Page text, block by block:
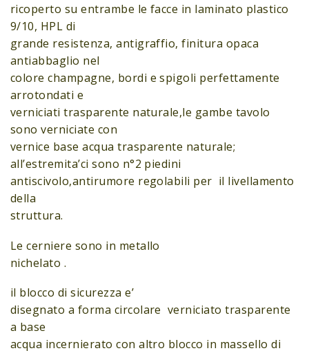
ricoperto su entrambe le facce in laminato plastico
9/10, HPL di
grande resistenza, antigraffio, finitura opaca
antiabbaglio nel
colore champagne, bordi e spigoli perfettamente
arrotondati e
verniciati trasparente naturale,le gambe tavolo
sono verniciate con
vernice base acqua trasparente naturale;
all’estremita’ci sono n°2 piedini
antiscivolo,antirumore regolabili per il livellamento
della
struttura.
Le cerniere sono in metallo
nichelato .
il blocco di sicurezza e’
disegnato a forma circolare verniciato trasparente
a base
acqua incernierato con altro blocco in massello di